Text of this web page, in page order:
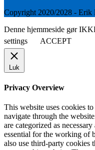
Copyright 2020/2028 - Erik
Denne hjemmeside gør
settings
ACCEPT
Luk
Privacy Overview
This website uses cookies
navigate through the
are categorized as
essential for the working of
also use third-party cookies